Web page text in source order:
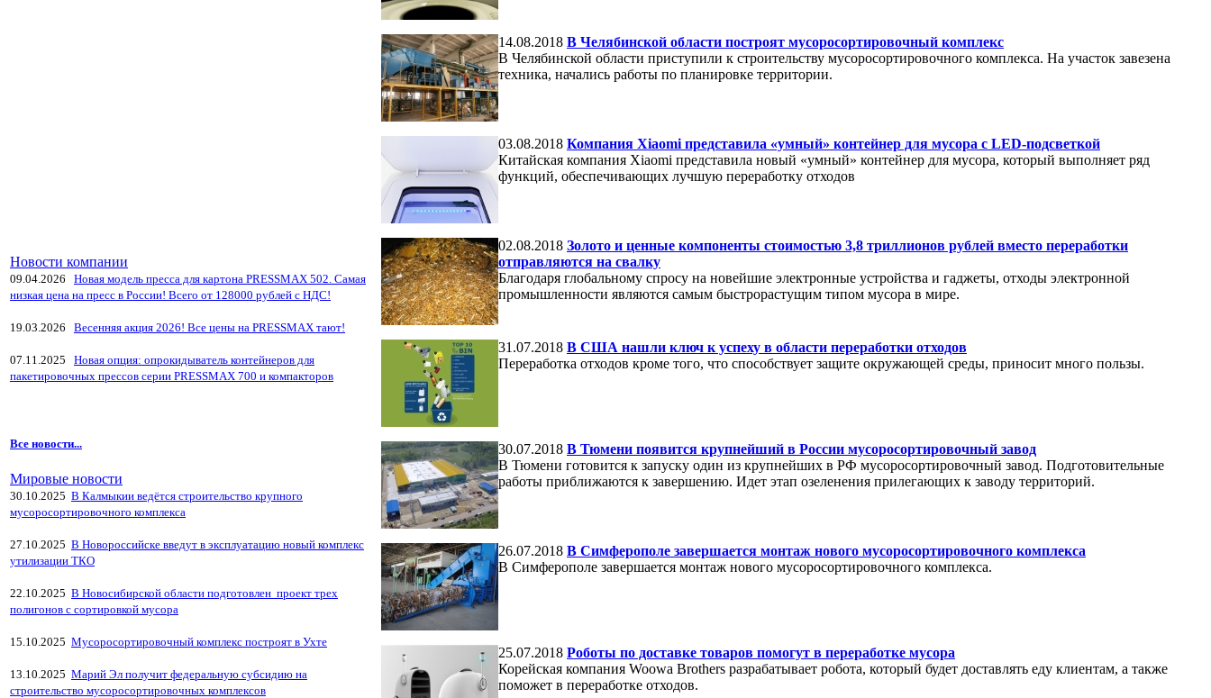
Новости компании
09.04.2026
Новая модель пресса для картона PRESSMAX 502. Самая
низкая цена на пресс в России! Всего от 128000 рублей с НДС!
19.03.2026 Весенняя акция 2026! Все цены на PRESSMAX тают!
07.11.2025
Новая опция: опрокидыватель контейнеров для
пакетировочных прессов серии PRESSMAX 700 и компакторов
Все новости...
Мировые новости
30.10.2025 В Калмыкии ведётся строительство крупного
мусоросортировочного комплекса
27.10.2025 В Новороссийске введут в эксплуатацию новый комплекс
утилизации ТКО
22.10.2025 В Новосибирской области подготовлен проект трех
полигонов с сортировкой мусора
15.10.2025 Мусоросортировочный комплекс построят в Ухте
13.10.2025 Марий Эл получит федеральную субсидию на
строительство мусоросортировочных комплексов
14.08.2018 В Челябинской области построят мусоросортировочный комплекс
В Челябинской области приступили к строительству мусоросортировочного комплекса. На участок завезена
техника, начались работы по планировке территории.
03.08.2018 Компания Xiaomi представила «умный» контейнер для мусора с LED-подсветкой
Китайская компания Xiaomi представила новый «умный» контейнер для мусора, который выполняет ряд
функций, обеспечивающих лучшую переработку отходов
02.08.2018 Золото и ценные компоненты стоимостью 3,8 триллионов рублей вместо переработки
отправляются на свалку
Благодаря глобальному спросу на новейшие электронные устройства и гаджеты, отходы электронной
промышленности являются самым быстрорастущим типом мусора в мире.
31.07.2018 В США нашли ключ к успеху в области переработки отходов
Переработка отходов кроме того, что способствует защите окружающей среды, приносит много пользы.
30.07.2018 В Тюмени появится крупнейший в России мусоросортировочный завод
В Тюмени готовится к запуску один из крупнейших в РФ мусоросортировочный завод. Подготовительные
работы приближаются к завершению. Идет этап озеленения прилегающих к заводу территорий.
26.07.2018 В Симферополе завершается монтаж нового мусоросортировочного комплекса
В Симферополе завершается монтаж нового мусоросортировочного комплекса.
25.07.2018 Роботы по доставке товаров помогут в переработке мусора
Корейская компания Woowa Brothers разрабатывает робота, который будет доставлять еду клиентам, а также
поможет в переработке отходов.